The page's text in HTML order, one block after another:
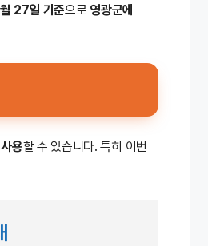
27일 기준으로 영광군에
용할 수 있습니다. 특히 이번